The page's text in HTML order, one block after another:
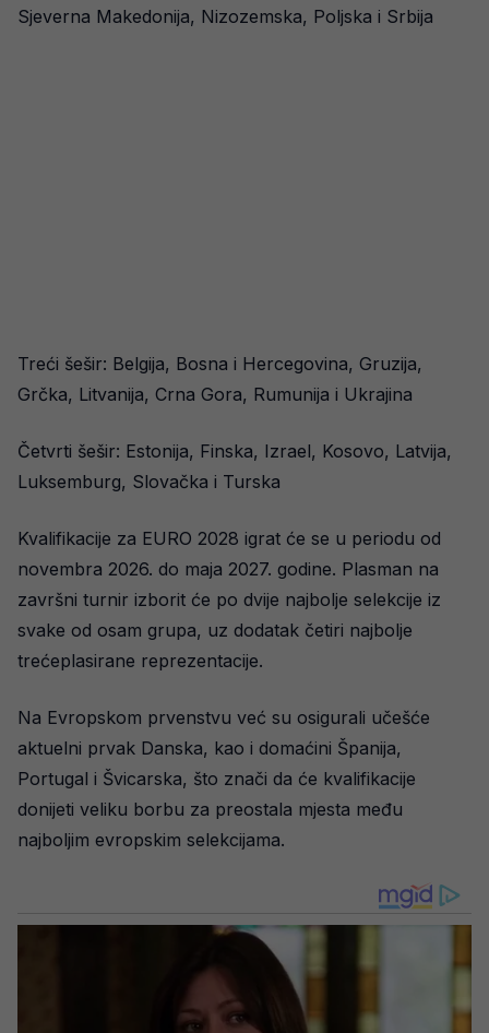
Sjeverna Makedonija, Nizozemska, Poljska i Srbija
Treći šešir: Belgija, Bosna i Hercegovina, Gruzija,
Grčka, Litvanija, Crna Gora, Rumunija i Ukrajina
Četvrti šešir: Estonija, Finska, Izrael, Kosovo, Latvija,
Luksemburg, Slovačka i Turska
Kvalifikacije za EURO 2028 igrat će se u periodu od
novembra 2026. do maja 2027. godine. Plasman na
završni turnir izborit će po dvije najbolje selekcije iz
svake od osam grupa, uz dodatak četiri najbolje
trećeplasirane reprezentacije.
Na Evropskom prvenstvu već su osigurali učešće
aktuelni prvak Danska, kao i domaćini Španija,
Portugal i Švicarska, što znači da će kvalifikacije
donijeti veliku borbu za preostala mjesta među
najboljim evropskim selekcijama.